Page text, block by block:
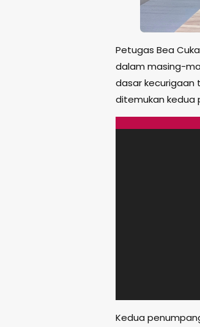
Petugas Bea
dalam masing-
dasar kecurigaan
ditemukan kedua
Kedua